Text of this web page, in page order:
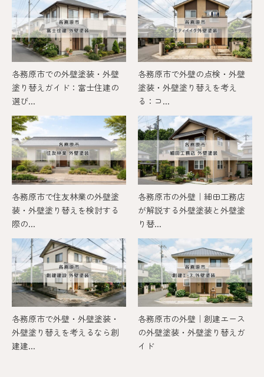
各務原市での外壁塗装・外壁
塗り替えガイド：富士住建の
選び...
各務原市で外壁の点検・外壁
塗装・外壁塗り替えを考え
る：コ...
各務原市で住友林業の外壁塗
装・外壁塗り替えを検討する
際の...
各務原市の外壁｜細田工務店
が解説する外壁塗装と外壁塗
り替...
各務原市で外壁・外壁塗装・
外壁塗り替えを考えるなら創
建建...
各務原市の外壁｜創建エース
の外壁塗装・外壁塗り替えガ
イド